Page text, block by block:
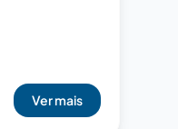
Ver mais